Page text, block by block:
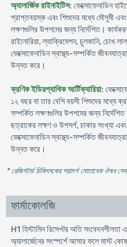
অ্যালার্জিক রাইনাইটিস: ফেক্সোফেনাডিন
প্রাপ্তবয়স্ক এবং শিশুদের মধ্যে মৌসুমী এবং
লক্ষণগুলির উপশমের জন্য নির্দেশিত।
রাইনোরিয়া, ল্যাক্রিমেশন, চুলকানি, চোখ
ফেক্সোফেনাডিন স্বাস্থ্য-সম্পর্কিত
উন্নত করে।
ক্রণিক ইডিয়প্যাথিক আর্টিক্যারিয়া:
১২ বছর বা তার বেশি বয়সী শিশুদের মধ্যে
সম্পর্কিত লক্ষণগুলির উপশমের জন্য
ছত্রাকের লক্ষণ ও উপসর্গ, চাকার সংখ্যা
ফেক্সোফেনাডিন স্বাস্থ্য-সম্পর্কিত
উন্নত করে।
* রেজিস্টার্ড চিকিৎসকের পরামর্শ মোতাবেক ঔষধ
ফার্মাকোলজি
H1 হিস্টামিন রিসেপ্টর অতি সংবেদনশীলতা
অ্যালার্জেনের সংস্পর্শে আসার ফলে মাস্ট